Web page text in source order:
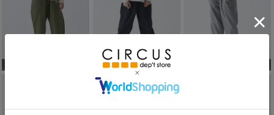
ジェネレーター